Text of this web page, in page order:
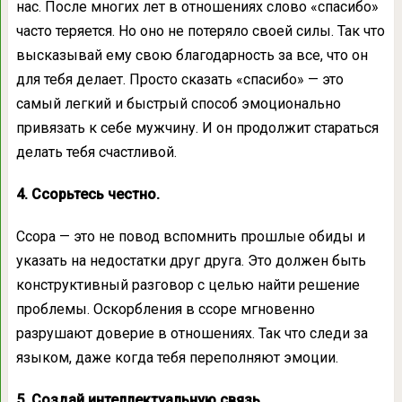
нас. После многих лет в отношениях слово «спасибо»
часто теряется. Но оно не потеряло своей силы. Так что
высказывай ему свою благодарность за все, что он
для тебя делает. Просто сказать «спасибо» — это
самый легкий и быстрый способ эмоционально
привязать к себе мужчину. И он продолжит стараться
делать тебя счастливой.
4. Ссорьтесь честно.
Ссора — это не повод вспомнить прошлые обиды и
указать на недостатки друг друга. Это должен быть
конструктивный разговор с целью найти решение
проблемы. Оскорбления в ссоре мгновенно
разрушают доверие в отношениях. Так что следи за
языком, даже когда тебя переполняют эмоции.